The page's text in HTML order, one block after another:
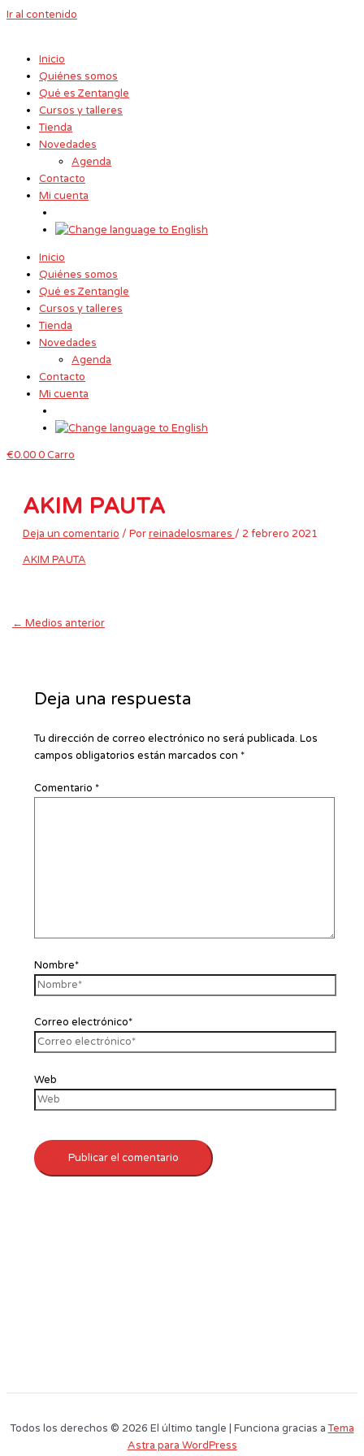
Ir al contenido
Inicio
Quiénes somos
Qué es Zentangle
Cursos y talleres
Tienda
Novedades
Agenda
Contacto
Mi cuenta
Inicio
Quiénes somos
Qué es Zentangle
Cursos y talleres
Tienda
Novedades
Agenda
Contacto
Mi cuenta
€0.000Carro
AKIM PAUTA
Deja un comentario / Porreinadelosmares / 2 febrero 2021
AKIM PAUTA
← Medios anterior
Deja una respuesta
Tu dirección de correo electrónico no será publicada. Los
campos obligatorios están marcados con *
Comentario *
Nombre*
Correo electrónico*
Web
Todos los derechos © 2026 El último tangle | Funciona gracias aTema
Astra para WordPress